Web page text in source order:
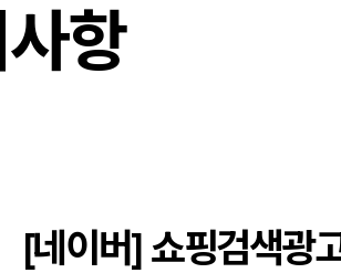
항
[네이버] 쇼핑검색광